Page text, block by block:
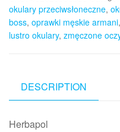
okulary przeciwsłoneczne,
boss, oprawki męskie armani,
lustro okulary, zmęczone
DESCRIPTION
Herbapol